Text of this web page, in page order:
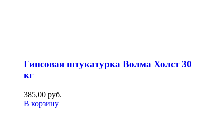
Гипсовая штукатурка Волма Холст 30
кг
385,00 руб.
В корзину